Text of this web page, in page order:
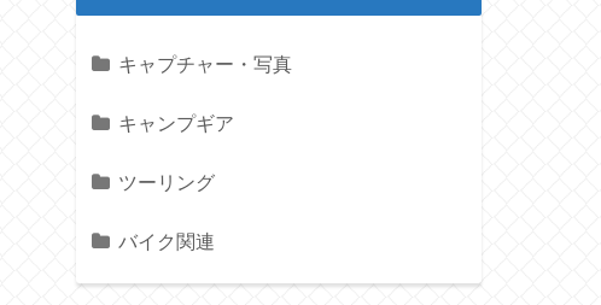
キャプチャー・写真
キャンプギア
ツーリング
バイク関連